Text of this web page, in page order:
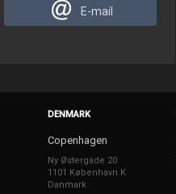
E-mail
DENMARK
Copenhagen
Ny Østergade 20
1101 København K
Danmark